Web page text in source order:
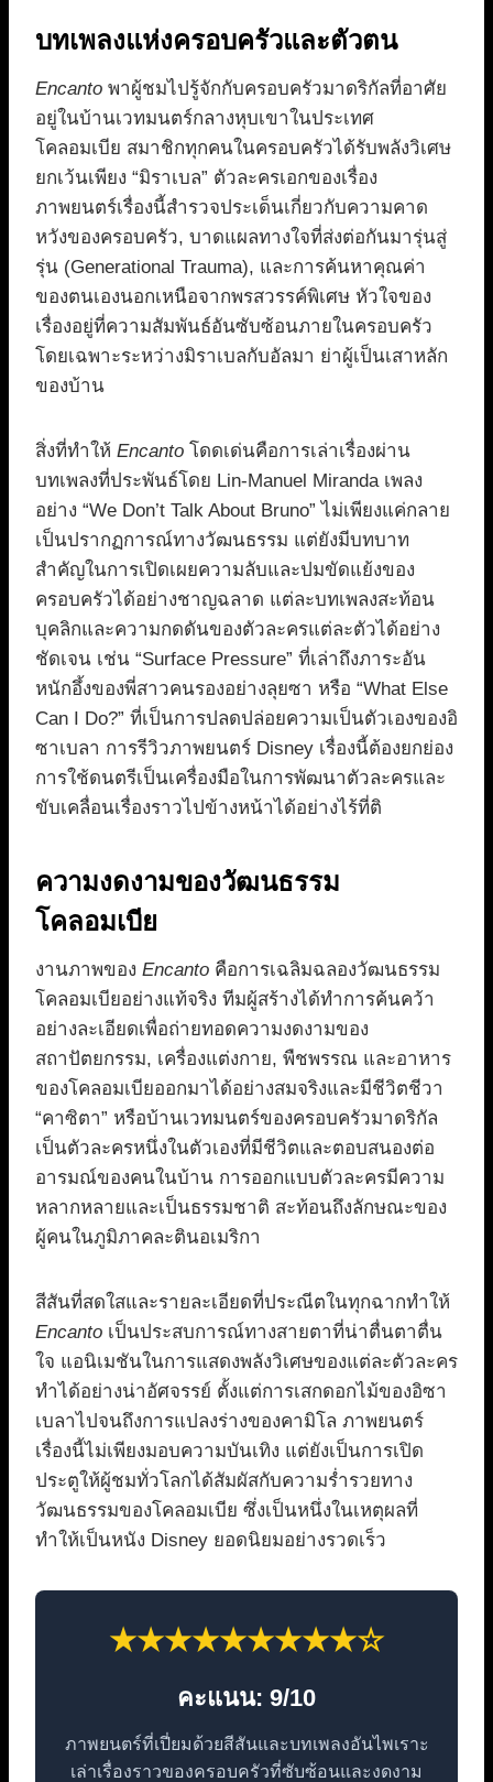
บทเพลงแห่งครอบครัวและตัวตน
Encanto พาผู้ชมไปรู้จักกับครอบครัวมาดริกัลที่อาศัย
อยู่ในบ้านเวทมนตร์กลางหุบเขาในประเทศ
โคลอมเบีย สมาชิกทุกคนในครอบครัวได้รับพลังวิเศษ
ยกเว้นเพียง “มิราเบล” ตัวละครเอกของเรื่อง
ภาพยนตร์เรื่องนี้สำรวจประเด็นเกี่ยวกับความคาด
หวังของครอบครัว, บาดแผลทางใจที่ส่งต่อกันมารุ่นสู่
รุ่น (Generational Trauma), และการค้นหาคุณค่า
ของตนเองนอกเหนือจากพรสวรรค์พิเศษ หัวใจของ
เรื่องอยู่ที่ความสัมพันธ์อันซับซ้อนภายในครอบครัว
โดยเฉพาะระหว่างมิราเบลกับอัลมา ย่าผู้เป็นเสาหลัก
ของบ้าน
สิ่งที่ทำให้ Encanto โดดเด่นคือการเล่าเรื่องผ่าน
บทเพลงที่ประพันธ์โดย Lin-Manuel Miranda เพลง
อย่าง “We Don’t Talk About Bruno” ไม่เพียงแค่กลาย
เป็นปรากฏการณ์ทางวัฒนธรรม แต่ยังมีบทบาท
สำคัญในการเปิดเผยความลับและปมขัดแย้งของ
ครอบครัวได้อย่างชาญฉลาด แต่ละบทเพลงสะท้อน
บุคลิกและความกดดันของตัวละครแต่ละตัวได้อย่าง
ชัดเจน เช่น “Surface Pressure” ที่เล่าถึงภาระอัน
หนักอึ้งของพี่สาวคนรองอย่างลุยซา หรือ “What Else
Can I Do?” ที่เป็นการปลดปล่อยความเป็นตัวเองของอิ
ซาเบลา การรีวิวภาพยนตร์ Disney เรื่องนี้ต้องยกย่อง
การใช้ดนตรีเป็นเครื่องมือในการพัฒนาตัวละครและ
ขับเคลื่อนเรื่องราวไปข้างหน้าได้อย่างไร้ที่ติ
ความงดงามของวัฒนธรรม
โคลอมเบีย
งานภาพของ Encanto คือการเฉลิมฉลองวัฒนธรรม
โคลอมเบียอย่างแท้จริง ทีมผู้สร้างได้ทำการค้นคว้า
อย่างละเอียดเพื่อถ่ายทอดความงดงามของ
สถาปัตยกรรม, เครื่องแต่งกาย, พืชพรรณ และอาหาร
ของโคลอมเบียออกมาได้อย่างสมจริงและมีชีวิตชีวา
“คาซิตา” หรือบ้านเวทมนตร์ของครอบครัวมาดริกัล
เป็นตัวละครหนึ่งในตัวเองที่มีชีวิตและตอบสนองต่อ
อารมณ์ของคนในบ้าน การออกแบบตัวละครมีความ
หลากหลายและเป็นธรรมชาติ สะท้อนถึงลักษณะของ
ผู้คนในภูมิภาคละตินอเมริกา
สีสันที่สดใสและรายละเอียดที่ประณีตในทุกฉากทำให้
Encanto เป็นประสบการณ์ทางสายตาที่น่าตื่นตาตื่น
ใจ แอนิเมชันในการแสดงพลังวิเศษของแต่ละตัวละคร
ทำได้อย่างน่าอัศจรรย์ ตั้งแต่การเสกดอกไม้ของอิซา
เบลาไปจนถึงการแปลงร่างของคามิโล ภาพยนตร์
เรื่องนี้ไม่เพียงมอบความบันเทิง แต่ยังเป็นการเปิด
ประตูให้ผู้ชมทั่วโลกได้สัมผัสกับความร่ำรวยทาง
วัฒนธรรมของโคลอมเบีย ซึ่งเป็นหนึ่งในเหตุผลที่
ทำให้เป็นหนัง Disney ยอดนิยมอย่างรวดเร็ว
★★★★★★★★★☆
คะแนน: 9/10
ภาพยนตร์ที่เปี่ยมด้วยสีสันและบทเพลงอันไพเราะ
เล่าเรื่องราวของครอบครัวที่ซับซ้อนและงดงาม